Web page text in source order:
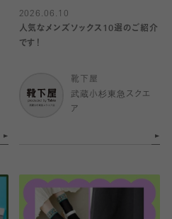
2026.06.10
人気なメンズソックス10選のご紹介
です！
靴下屋
武蔵小杉東急スクエ
ア